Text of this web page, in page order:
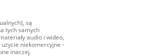
są
tych samych
audio i wideo,
niekomercyjne -
inaczej.